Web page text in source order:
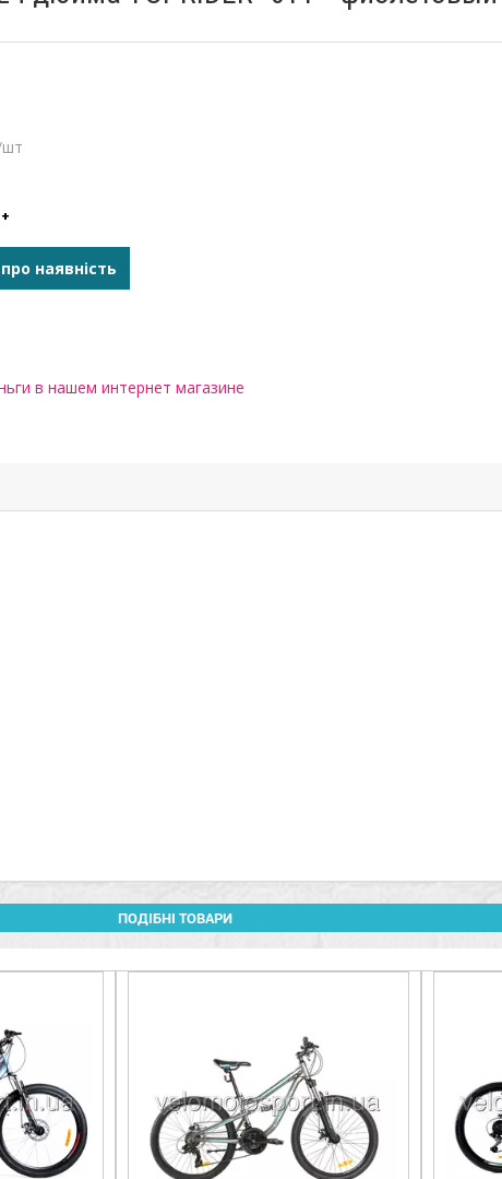
+
наявність
в нашем интернет магазине
ПОДІБНІ ТОВАРИ